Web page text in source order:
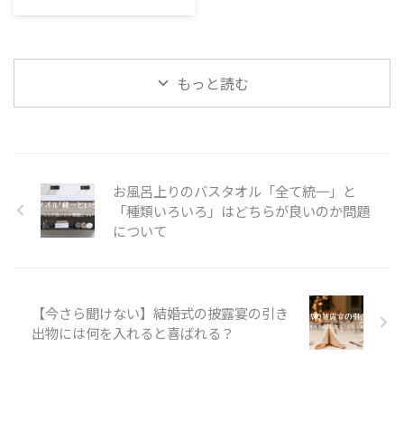
で比較的低価格 ...
使った「そらごこち」は ...
覧になる方はコチラ 「吸水速乾
フェイスタオル リボン」につい
んだとしてみてもかなりレベルが
高いです。 デザインがメーカー
系のタオルブランドとは一線を画
もっと読む
お風呂上りのバスタオル「全て統一」と
「種類いろいろ」はどちらが良いのか問題
について
【今さら聞けない】結婚式の披露宴の引き
出物には何を入れると喜ばれる？